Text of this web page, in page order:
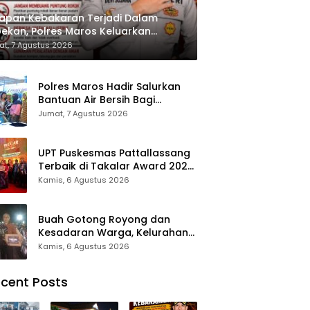
Kebakaran Terjadi Dalam
Polres Maros Keluarkan
kepada Masyarakat
7 Agustus 2026
Polres Maros Hadir Salurkan
Bantuan Air Bersih Bagi
Masyarakat Terdampak Krisis
Jumat, 7 Agustus 2026
UPT Puskesmas Pattallassang
Terbaik di Takalar Award 2026,
Bukti Komitmen Hadirkan
Kamis, 6 Agustus 2026
Buah Gotong Royong dan
Kesadaran Warga, Kelurahan
Patte’ne Menjadi Bintang
Kamis, 6 Agustus 2026
Posts